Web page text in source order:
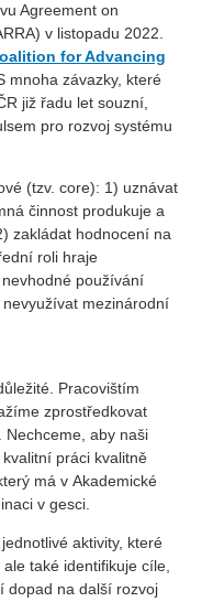
Agreement on
v listopadu 2022.
for Advancing
mnoha závazky, které
již řadu let souzní,
pro rozvoj systému
(tzv. core): 1) uznávat
činnost produkuje a
zakládat hodnocení na
roli hraje
používání
mezinárodní
Pracovištím
zprostředkovat
Nechceme, aby naši
práci kvalitně
má v Akademické
v gesci.
aktivity, které
také identifikuje cíle,
dopad na další rozvoj